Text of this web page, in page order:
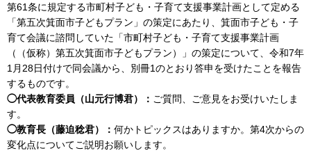
第61条に規定する市町村子ども・子育て支援事業計画として定める
「第五次箕面市子どもプラン」の策定にあたり、箕面市子ども・子
育て会議に諮問していた「市町村子ども・子育て支援事業計画
（（仮称）第五次箕面市子どもプラン）」の策定について、令和7年
1月28日付けで同会議から、別冊1のとおり答申を受けたことを報告
するものです。
◯代表教育委員（山元行博君）： ご質問、ご意見をお受けいたしま
す。
◯教育長（藤迫稔君）： 何かトピックスはありますか。第4次からの
変化点についてご説明お願いします。